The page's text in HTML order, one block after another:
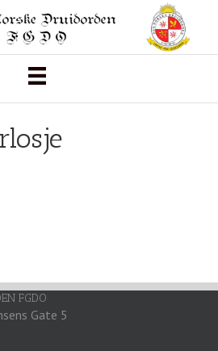
FGDO
Gate 5